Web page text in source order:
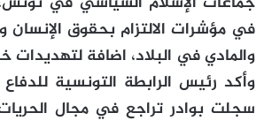
في مؤشرات الالتزام بحقوق الإنسان
والمادي في البلاد، اضافة لتهديدات
وأكد رئيس الرابطة التونسية
سجلت بوادر تراجع في مجال